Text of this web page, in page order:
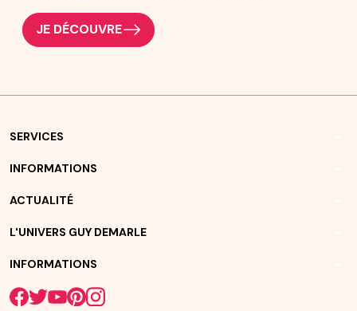
JE DÉCOUVRE
SERVICES
INFORMATIONS
ACTUALITÉ
L'UNIVERS GUY DEMARLE
INFORMATIONS